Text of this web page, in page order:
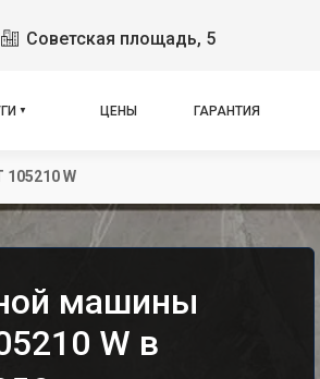
Советская площадь, 5
ЦЕНЫ ГАРАНТИЯ
105210 W
машины
W в